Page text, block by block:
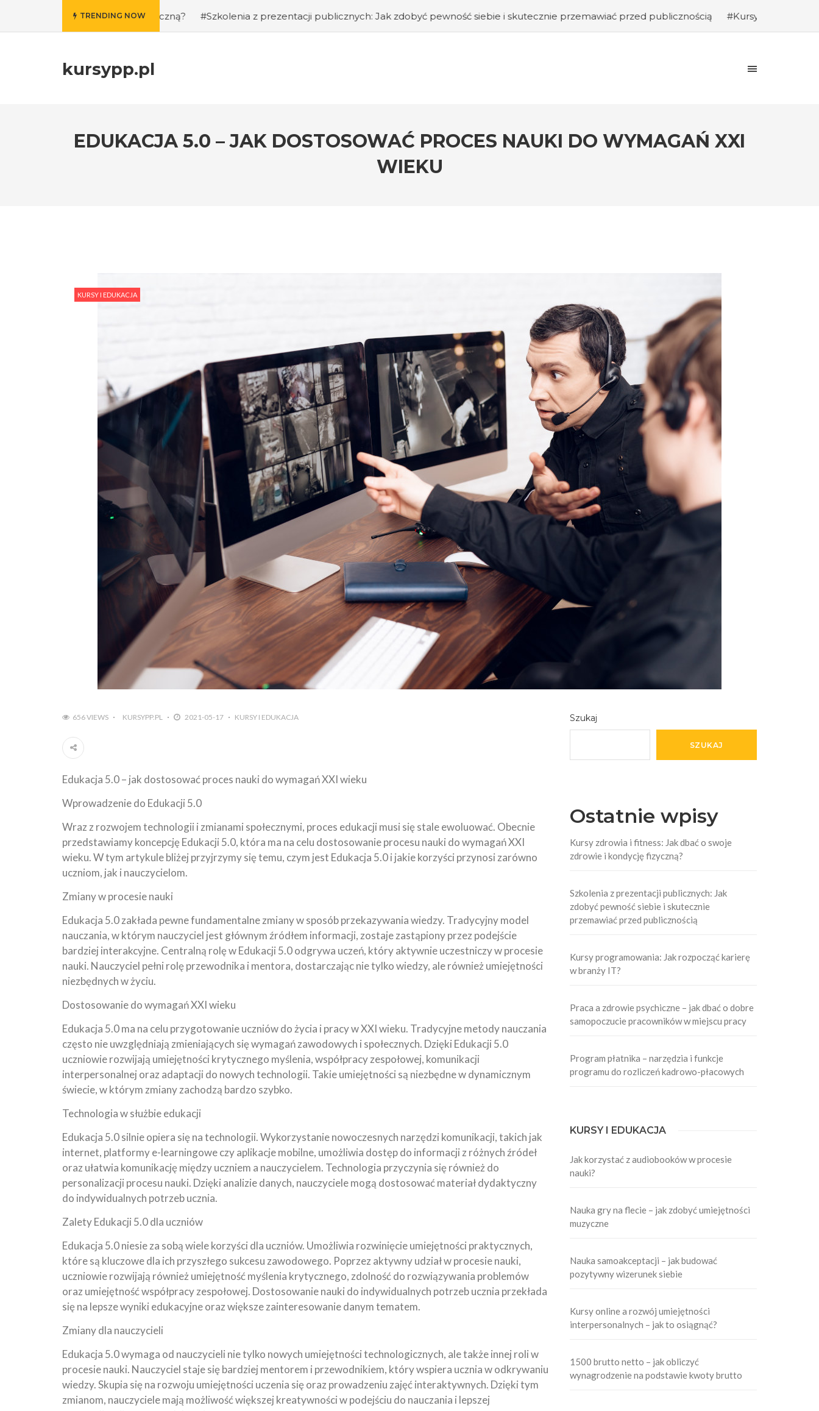
TRENDING NOW
i kondycję fizyczną? #Szkolenia z prezentacji publicznych: Jak zdobyć pewność siebie i skutecznie przemawiać przed publicznością #Kursy programowania: Jak
kursypp.pl
EDUKACJA 5.0 – JAK DOSTOSOWAĆ PROCES NAUKI DO WYMAGAŃ XXI
WIEKU
KURSY I EDUKACJA
656 VIEWS KURSYPP.PL 2021-05-17 KURSY I EDUKACJA
Edukacja 5.0 – jak dostosować proces nauki do wymagań XXI wieku
Wprowadzenie do Edukacji 5.0
Wraz z rozwojem technologii i zmianami społecznymi, proces edukacji musi się stale ewoluować. Obecnie
przedstawiamy koncepcję Edukacji 5.0, która ma na celu dostosowanie procesu nauki do wymagań XXI
wieku. W tym artykule bliżej przyjrzymy się temu, czym jest Edukacja 5.0 i jakie korzyści przynosi zarówno
uczniom, jak i nauczycielom.
Zmiany w procesie nauki
Edukacja 5.0 zakłada pewne fundamentalne zmiany w sposób przekazywania wiedzy. Tradycyjny model
nauczania, w którym nauczyciel jest głównym źródłem informacji, zostaje zastąpiony przez podejście
bardziej interakcyjne. Centralną rolę w Edukacji 5.0 odgrywa uczeń, który aktywnie uczestniczy w procesie
nauki. Nauczyciel pełni rolę przewodnika i mentora, dostarczając nie tylko wiedzy, ale również umiejętności
niezbędnych w życiu.
Dostosowanie do wymagań XXI wieku
Edukacja 5.0 ma na celu przygotowanie uczniów do życia i pracy w XXI wieku. Tradycyjne metody nauczania
często nie uwzględniają zmieniających się wymagań zawodowych i społecznych. Dzięki Edukacji 5.0
uczniowie rozwijają umiejętności krytycznego myślenia, współpracy zespołowej, komunikacji
interpersonalnej oraz adaptacji do nowych technologii. Takie umiejętności są niezbędne w dynamicznym
świecie, w którym zmiany zachodzą bardzo szybko.
Technologia w służbie edukacji
Edukacja 5.0 silnie opiera się na technologii. Wykorzystanie nowoczesnych narzędzi komunikacji, takich jak
internet, platformy e-learningowe czy aplikacje mobilne, umożliwia dostęp do informacji z różnych źródeł
oraz ułatwia komunikację między uczniem a nauczycielem. Technologia przyczynia się również do
personalizacji procesu nauki. Dzięki analizie danych, nauczyciele mogą dostosować materiał dydaktyczny
do indywidualnych potrzeb ucznia.
Zalety Edukacji 5.0 dla uczniów
Edukacja 5.0 niesie za sobą wiele korzyści dla uczniów. Umożliwia rozwinięcie umiejętności praktycznych,
które są kluczowe dla ich przyszłego sukcesu zawodowego. Poprzez aktywny udział w procesie nauki,
uczniowie rozwijają również umiejętność myślenia krytycznego, zdolność do rozwiązywania problemów
oraz umiejętność współpracy zespołowej. Dostosowanie nauki do indywidualnych potrzeb ucznia przekłada
się na lepsze wyniki edukacyjne oraz większe zainteresowanie danym tematem.
Zmiany dla nauczycieli
Edukacja 5.0 wymaga od nauczycieli nie tylko nowych umiejętności technologicznych, ale także innej roli w
procesie nauki. Nauczyciel staje się bardziej mentorem i przewodnikiem, który wspiera ucznia w odkrywaniu
wiedzy. Skupia się na rozwoju umiejętności uczenia się oraz prowadzeniu zajęć interaktywnych. Dzięki tym
zmianom, nauczyciele mają możliwość większej kreatywności w podejściu do nauczania i lepszej
Szukaj
SZUKAJ
Ostatnie wpisy
Kursy zdrowia i fitness: Jak dbać o swoje
zdrowie i kondycję fizyczną?
Szkolenia z prezentacji publicznych: Jak
zdobyć pewność siebie i skutecznie
przemawiać przed publicznością
Kursy programowania: Jak rozpocząć karierę
w branży IT?
Praca a zdrowie psychiczne – jak dbać o dobre
samopoczucie pracowników w miejscu pracy
Program płatnika – narzędzia i funkcje
programu do rozliczeń kadrowo-płacowych
KURSY I EDUKACJA
Jak korzystać z audiobooków w procesie
nauki?
Nauka gry na flecie – jak zdobyć umiejętności
muzyczne
Nauka samoakceptacji – jak budować
pozytywny wizerunek siebie
Kursy online a rozwój umiejętności
interpersonalnych – jak to osiągnąć?
1500 brutto netto – jak obliczyć
wynagrodzenie na podstawie kwoty brutto